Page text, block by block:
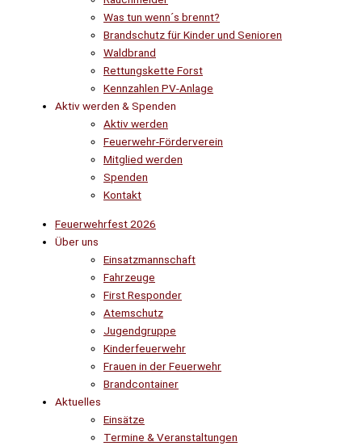
Was tun wenn´s brennt?
Brandschutz für Kinder und Senioren
Waldbrand
Rettungskette Forst
Kennzahlen PV-Anlage
Aktiv werden & Spenden
Aktiv werden
Feuerwehr-Förderverein
Mitglied werden
Spenden
Kontakt
Feuerwehrfest 2026
Über uns
Einsatzmannschaft
Fahrzeuge
First Responder
Atemschutz
Jugendgruppe
Kinderfeuerwehr
Frauen in der Feuerwehr
Brandcontainer
Aktuelles
Einsätze
Termine & Veranstaltungen